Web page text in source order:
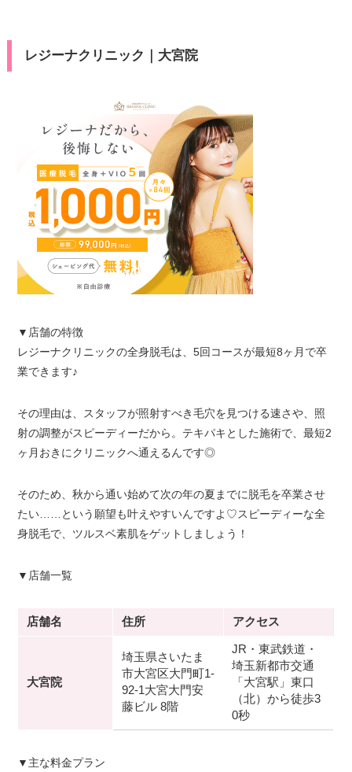
レジーナクリニック｜大宮院
▼店舗の特徴
レジーナクリニックの全身脱毛は、5回コースが最短8ヶ月で卒
業できます♪
その理由は、スタッフが照射すべき毛穴を見つける速さや、照
射の調整がスピーディーだから。テキパキとした施術で、最短2
ヶ月おきにクリニックへ通えるんです◎
そのため、秋から通い始めて次の年の夏までに脱毛を卒業させ
たい……という願望も叶えやすいんですよ♡スピーディーな全
身脱毛で、ツルスベ素肌をゲットしましょう！
▼店舗一覧
店舗名 住所 アクセス
大宮院
埼玉県さいたま
市大宮区大門町1-
92-1大宮大門安
藤ビル 8階
JR・東武鉄道・
埼玉新都市交通
「大宮駅」東口
（北）から徒歩3
0秒
▼主な料金プラン